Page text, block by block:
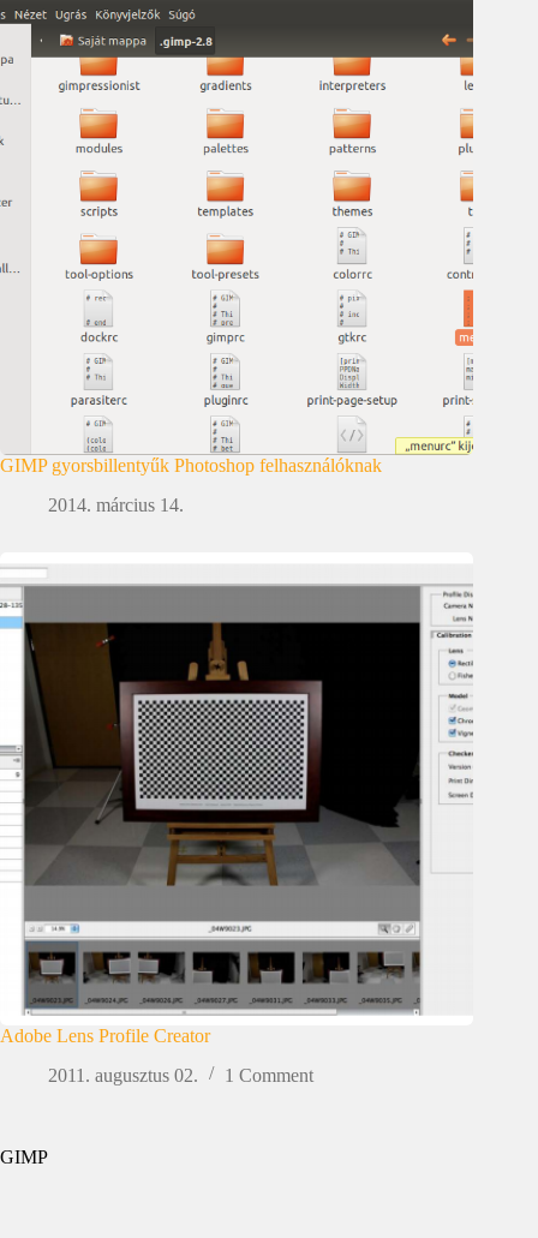
GIMP gyorsbillentyűk Photoshop felhasználóknak
2014. március 14.
Adobe Lens Profile Creator
2011. augusztus 02.
1 Comment
GIMP